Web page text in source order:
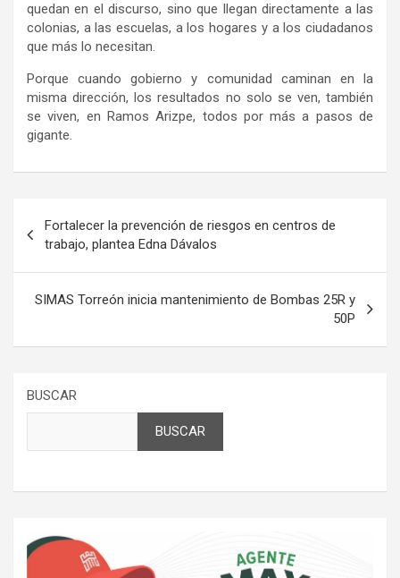
quedan en el discurso, sino que llegan directamente a las
colonias, a las escuelas, a los hogares y a los ciudadanos
que más lo necesitan.
Porque cuando gobierno y comunidad caminan en la
misma dirección, los resultados no solo se ven, también
se viven, en Ramos Arizpe, todos por más a pasos de
gigante.
de
entradas
Fortalecer la prevención de riesgos en centros de
trabajo, plantea Edna Dávalos
SIMAS Torreón inicia mantenimiento de Bombas 25R y
50P
BUSCAR
BUSCAR